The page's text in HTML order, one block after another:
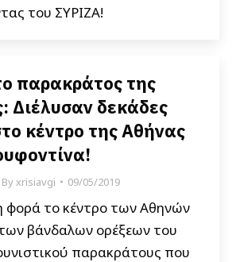
του ΣΥΡΙΖΑ!
παρακράτος της
Διέλυσαν δεκάδες
κέντρο της Αθήνας
Byxrisiavgi 09/05/2019
φορά το κέντρο των Αθηνών
των βάνδαλων ορέξεων του
παρακράτους που